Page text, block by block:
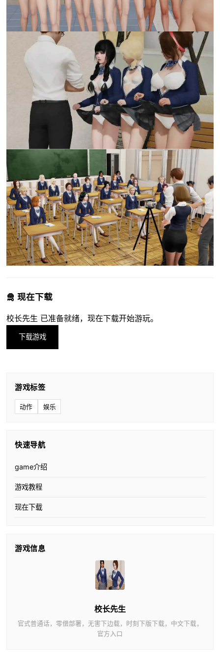
🛅 现在下载
校长先生 已准备就绪，现在下载开始游玩。
下载游戏
游戏标签
动作 娱乐
快速导航
game介绍
游戏教程
现在下载
游戏信息
校长先生
官式普通话，零偿部署，无害下边载，时刻下版下载，中文下载，
官方入口